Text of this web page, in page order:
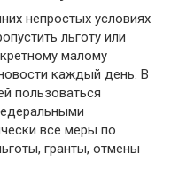
непростых условиях
льготу или
малому
каждый день. В
пользоваться
все меры по
гранты, отмены